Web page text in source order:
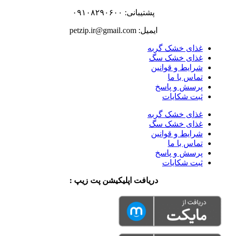
پشتیبانی: ۰۹۱۰۸۲۹۰۶۰۰
ایمیل: petzip.ir@gmail.com
غذای خشک گربه
غذای خشک سگ
شرایط و قوانین
تماس با ما
پرسش و پاسخ
ثبت شکایات
غذای خشک گربه
غذای خشک سگ
شرایط و قوانین
تماس با ما
پرسش و پاسخ
ثبت شکایات
دریافت اپلیکیشن پت زیپ :